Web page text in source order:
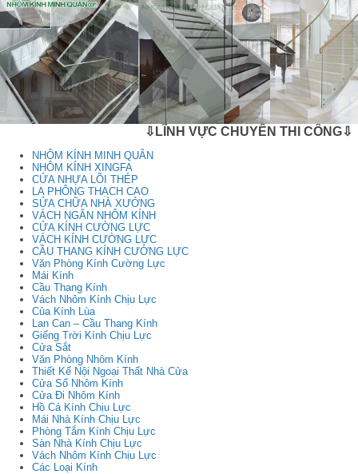
⇩LĨNH VỰC CHUYÊN THI CÔNG⇩
NHÔM KÍNH MINH QUÂN
NHÔM KÍNH XINGFA
CỬA NHỰA LÕI THÉP
LA PHÔNG THẠCH CAO
SỬA CHỮA NHÀ XƯỞNG
VÁCH NGĂN NHÔM KÍNH
CỬA KÍNH CƯỜNG LỰC
VÁCH KÍNH CƯỜNG LỰC
CẦU THANG KÍNH CƯỜNG LỰC
Văn Phòng Kính Cường Lực
Mái Kính
Cầu Thang Kính
Vách Nhôm Kính Chịu Lực
Của Kính Lùa
Lan Can – Cầu Thang Kính
Giếng Trời Kính Chịu Lực
Cửa Sắt
Văn Phòng Nhôm Kính
Thiết Kế Nội Ngoại Thất Nhà Cửa
Cửa Sổ Nhôm Kính
Cửa Đi Nhôm Kính
Hồ Cá Kính Chịu Lực
Mái Nhà Kính Chịu Lực
Phòng Tắm Kính Chịu Lực
Sàn Nhà Kính Chịu Lực
Vách Nhôm Kính Chịu Lực
Các Loại Kính